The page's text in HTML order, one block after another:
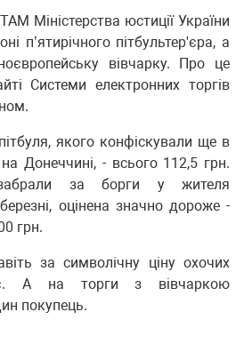
Міністерства юстиції України
п’ятирічного пітбультер'єра, а
вівчарку. Про це
Системи електронних торгів
якого конфіскували ще в
Донеччині, - всього 112,5 грн.
за борги у жителя
оцінена значно дороже -
грн.
за символічну ціну охочих
А на торги з вівчаркою
покупець.